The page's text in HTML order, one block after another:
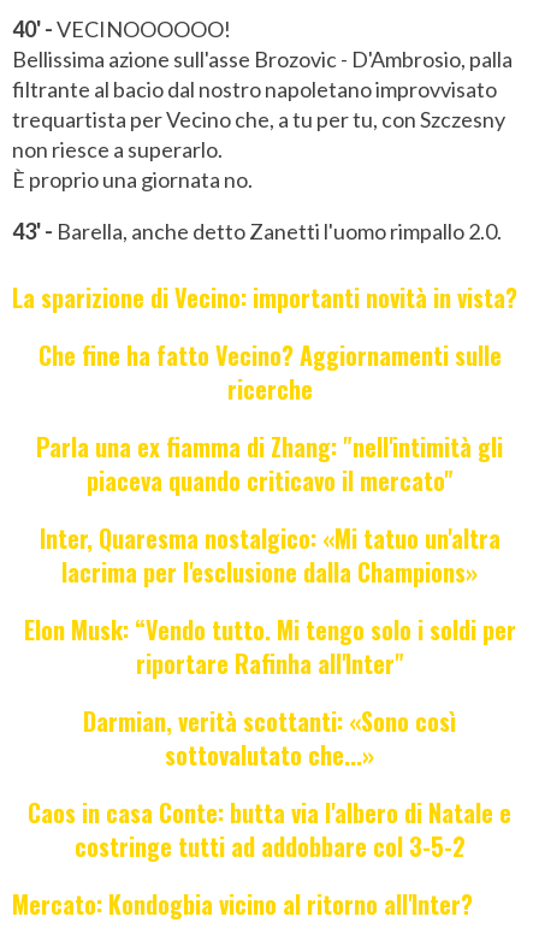
40' -VECINOOOOOO!
Bellissima azione sull'asse Brozovic - D'Ambrosio, palla
filtrante al bacio dal nostro napoletano improvvisato
trequartista per Vecino che, a tu per tu, con Szczesny
non riesce a superarlo.
È proprio una giornata no.
43' - Barella, anche detto Zanetti l'uomo rimpallo 2.0.
La sparizione di Vecino: importanti novità in vista?
Che fine ha fatto Vecino? Aggiornamenti sulle
ricerche
Parla una ex fiamma di Zhang: "nell'intimità gli
piaceva quando criticavo il mercato"
Inter, Quaresma nostalgico: «Mi tatuo un'altra
lacrima per l'esclusione dalla Champions»
Elon Musk: “Vendo tutto. Mi tengo solo i soldi per
riportare Rafinha all'Inter"
Darmian, verità scottanti: «Sono così
sottovalutato che...»
Caos in casa Conte: butta via l'albero di Natale e
costringe tutti ad addobbare col 3-5-2
Mercato: Kondogbia vicino al ritorno all'Inter?